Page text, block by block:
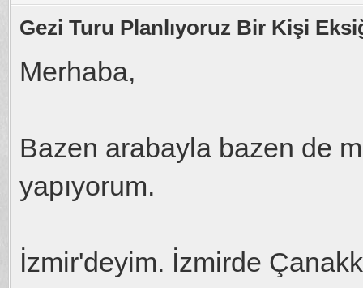
Gezi Turu Planlıyoruz Bir Kişi
Merhaba,
Bazen arabayla bazen de
yapıyorum.
İzmir'deyim. İzmirde